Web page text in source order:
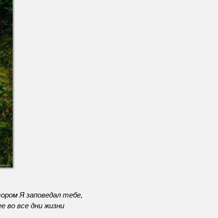
Я заповедал тебе,
во все дни жизни